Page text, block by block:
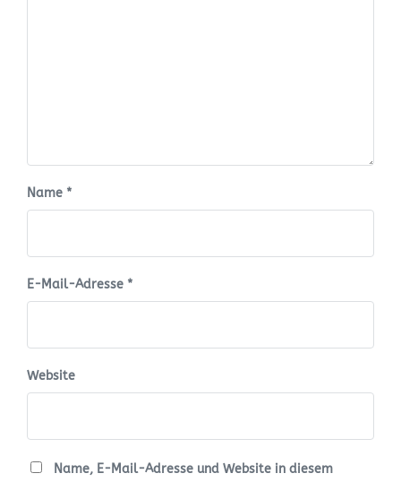
Name *
E-Mail-Adresse *
Website
Name, E-Mail-Adresse und Website in diesem